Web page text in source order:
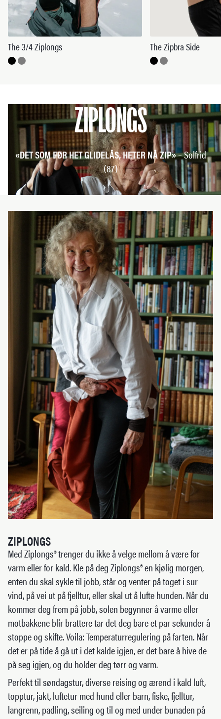
The 3/4 Ziplongs The Zipbra Side
ZIPLONGS
«DET SOM FØR HET GLIDELÅS, HETER NÅ ZIP»– Solfrid
(87)
ZIPLONGS
Med Ziplongs® trenger du ikke å velge mellom å være for
varm eller for kald. Kle på deg Ziplongs® en kjølig morgen,
enten du skal sykle til jobb, står og venter på toget i sur
vind, på vei ut på fjelltur, eller skal ut å lufte hunden. Når du
kommer deg frem på jobb, solen begynner å varme eller
motbakkene blir brattere tar det deg bare et par sekunder å
stoppe og skifte. Voila: Temperaturregulering på farten. Når
det er på tide å gå ut i det kalde igjen, er det bare å hive de
på seg igjen, og du holder deg tørr og varm.
Perfekt til søndagstur, diverse reising og ærend i kald luft,
topptur, jakt, luftetur med hund eller barn, fiske, fjelltur,
langrenn, padling, seiling og til og med under bunaden på